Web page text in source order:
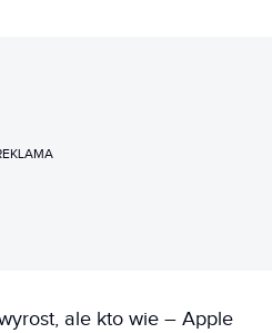
ale kto wie – Apple